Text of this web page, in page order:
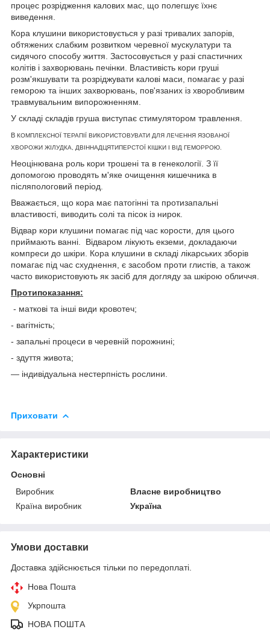
процес розрідження калових мас, що полегшує їхнє
виведення.
Кора клушини використовується у разі тривалих запорів,
обтяжених слабким розвитком черевної мускулатури та
сидячого способу життя. Застосовується у разі спастичних
колітів і захворювань печінки. Властивість кори груші
розм'якшувати та розріджувати калові маси, помагає у разі
геморою та інших захворювань, пов'язаних із хворобливим
травмувальним випорожненням.
У складі складів груша виступає стимулятором травлення.
В КОМПЛЕКСНОЇ ТЕРАПІЇ ВИКОРИСТОВУВАТИ ДЛЯ ЛЕЧЕННЯ ЯЗОВАНОЇ
ХВОРОЖИ ЖІЛУДКА, ДВІННАДЦЯТИПЕРСТОЇ КІШКИ І ВІД ГЕМОРРОЮ.
Неоцінювана роль кори трошені та в генекології. З її
допомогою проводять м'яке очищення кишечника в
післяпологовий період.
Вважається, що кора має патогінні та протизапальні
властивості, виводить солі та пісок із нирок.
Відвар кори клушини помагає під час корости, для цього
приймають ванні. Відваром лікують екземи, докладаючи
компреси до шкіри. Кора клушини в складі лікарських зборів
помагає під час схуднення, є засобом проти глистів, а також
часто використовують як засіб для догляду за шкірою обличчя.
Протипоказання:
- маткові та інші види кровотеч;
- вагітність;
- запальні процеси в черевній порожнині;
- здуття живота;
— індивідуальна нестерпність рослини.
Приховати
Характеристики
Основні
Виробник
Власне виробництво
Країна виробник
Україна
Умови доставки
Доставка здійснюється тільки по передоплаті.
Нова Пошта
Укрпошта
НОВА ПОШТА